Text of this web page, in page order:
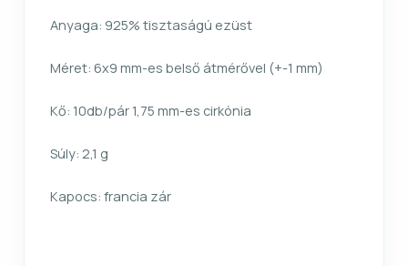
Anyaga: 925% tisztaságú ezüst
Méret: 6x9 mm-es belső átmérővel (+-1 mm)
Kő: 10db/pár 1,75 mm-es cirkónia
Súly: 2,1 g
Kapocs: francia zár